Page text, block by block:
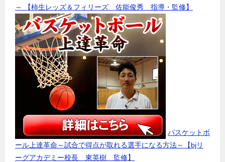
～ 【柿生レッズ＆フィリーズ 佐能俊秀 指導・監修】
バスケットボ
ール上達革命～試合で得点が取れる選手になる方法～【bjリ
ーグアカデミー校長 東英樹 監修】